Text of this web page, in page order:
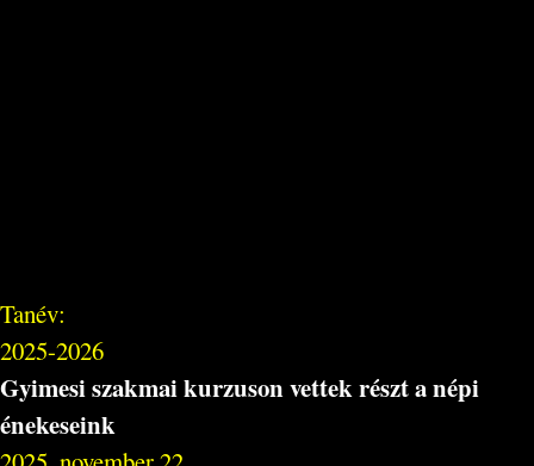
Tanév:
2025-2026
Gyimesi szakmai kurzuson vettek részt a népi
énekeseink